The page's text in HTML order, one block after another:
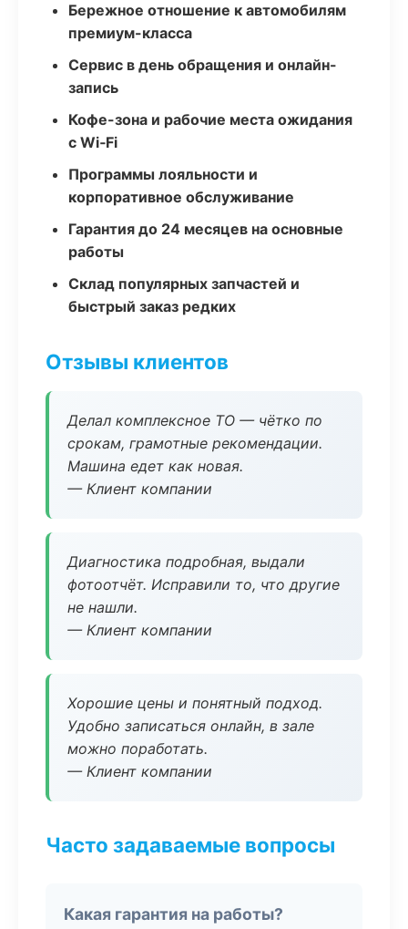
Бережное отношение к автомобилям
премиум-класса
Сервис в день обращения и онлайн-
запись
Кофе-зона и рабочие места ожидания
с Wi‑Fi
Программы лояльности и
корпоративное обслуживание
Гарантия до 24 месяцев на основные
работы
Склад популярных запчастей и
быстрый заказ редких
Отзывы клиентов
Делал комплексное ТО — чётко по
срокам, грамотные рекомендации.
Машина едет как новая.
— Клиент компании
Диагностика подробная, выдали
фотоотчёт. Исправили то, что другие
не нашли.
— Клиент компании
Хорошие цены и понятный подход.
Удобно записаться онлайн, в зале
можно поработать.
— Клиент компании
Часто задаваемые вопросы
Какая гарантия на работы?